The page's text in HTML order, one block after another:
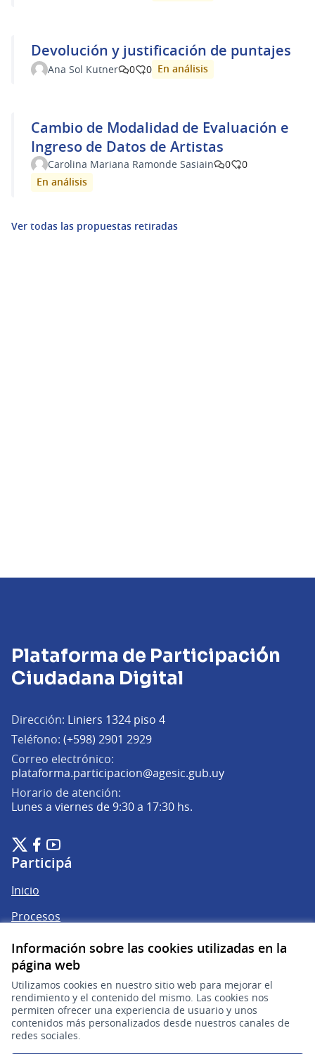
Información sobre las cookies utilizadas en la
página web
Utilizamos cookies en nuestro sitio web para mejorar el
rendimiento y el contenido del mismo. Las cookies nos
permiten ofrecer una experiencia de usuario y unos
contenidos más personalizados desde nuestros canales de
redes sociales.
Devolución y justificación de puntajes
Ana Sol Kutner 0 0 En análisis
Cambio de Modalidad de Evaluación e
Ingreso de Datos de Artistas
Carolina Mariana Ramonde Sasiain 0
0
En análisis
Ver todas las propuestas retiradas
Plataforma de Participación
Ciudadana Digital
Dirección: Liniers 1324 piso 4
Teléfono: (+598) 2901 2929
Correo electrónico:
plataforma.participacion@agesic.gub.uy(Abrir en una
Horario de atención:
Lunes a viernes de 9:30 a 17:30 hs.
Plataforma de Participación Ciudadana Digital en X
(Enlace externo)
Plataforma de Participación Ciudadana Digital en Facebook
(Enlace externo)
Plataforma de Participación Ciudadana Digital en
(Enlace externo)
Participá
Inicio
Procesos
Ámbitos Participativos
Mi cuenta
Ingresar a la plataforma